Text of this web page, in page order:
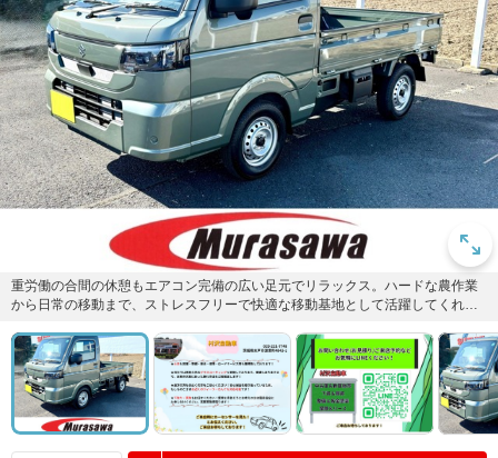
重労働の合間の休憩もエアコン完備の広い足元でリラックス。ハードな農作業
から日常の移動まで、ストレスフリーで快適な移動基地として活躍してくれま